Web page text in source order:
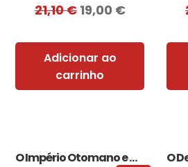
21,10€ 19,00 €
Adicionar ao
carrinho
O Império Otomano e a Conquista da…